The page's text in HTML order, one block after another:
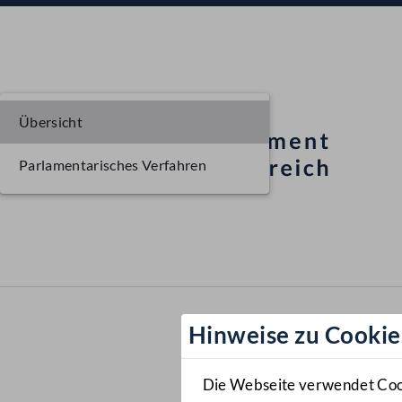
Hinweise zu
Die Webseite verwendet
Übersicht
Parlamentarisches Verfahren